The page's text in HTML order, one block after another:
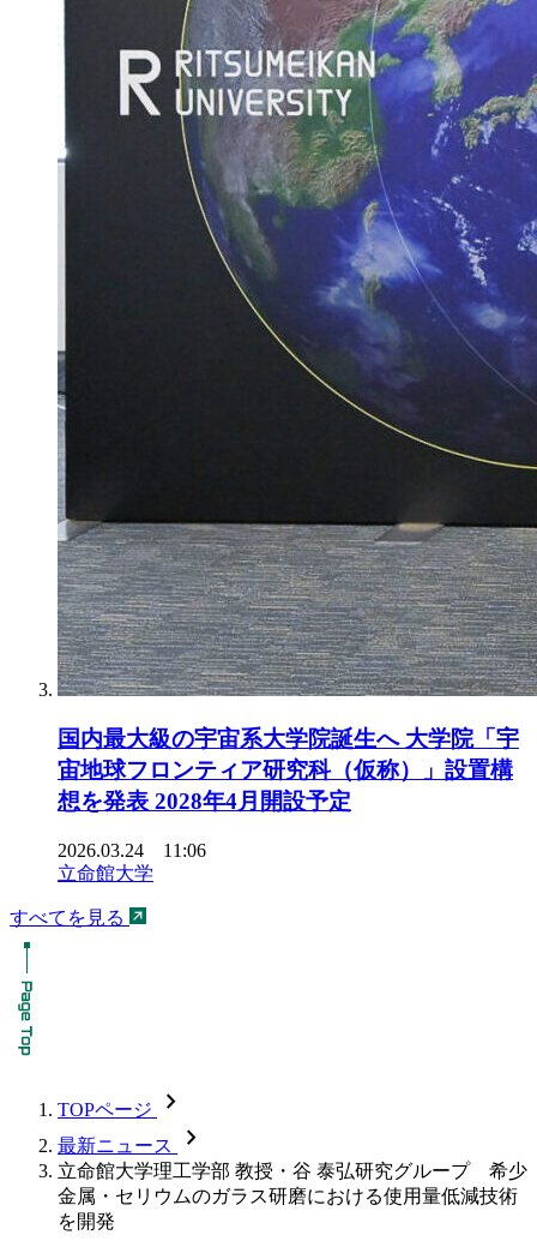
国内最大級の宇宙系大学院誕生へ 大学院「宇
宙地球フロンティア研究科（仮称）」設置構
想を発表 2028年4月開設予定
2026.03.24 11:06
立命館大学
すべてを見る
TOPページ chevron_forward
最新ニュース chevron_forward
立命館大学理工学部 教授・谷 泰弘研究グループ 希少
金属・セリウムのガラス研磨における使用量低減技術
を開発